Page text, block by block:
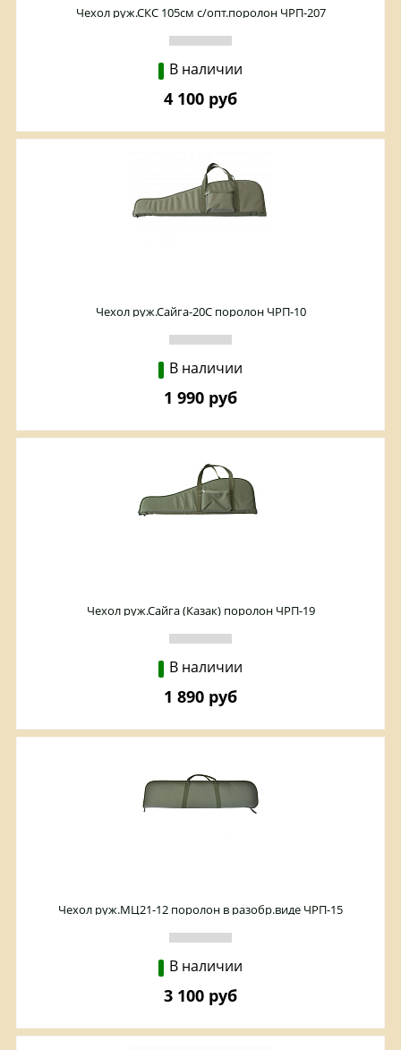
Чехол руж.СКС 105см с/опт.поролон ЧРП-207
В наличии
4 100 руб
Чехол руж.Сайга-20С поролон ЧРП-10
В наличии
1 990 руб
Чехол руж.Сайга (Казак) поролон ЧРП-19
В наличии
1 890 руб
Чехол руж.МЦ21-12 поролон в разобр.виде ЧРП-15
В наличии
3 100 руб